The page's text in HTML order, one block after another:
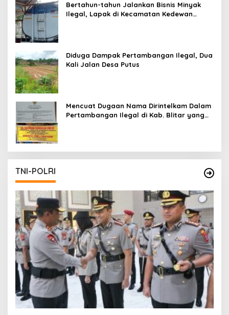
Bertahun-tahun Jalankan Bisnis Minyak
Ilegal, Lapak di Kecamatan Kedewan
Diduga Dampak Pertambangan Ilegal, Dua
Kali Jalan Desa Putus
Mencuat Dugaan Nama Dirintelkam Dalam
Pertambangan Ilegal di Kab. Blitar yang
TNI-POLRI